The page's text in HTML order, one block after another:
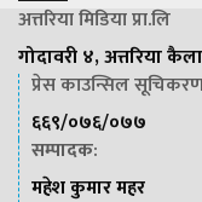
अत्तरिया मिडिया प्रा.लि
गोदावरी ४, अत्तरिया
प्रेस काउन्सिल
६६९/०७६/०७७
सम्पादक:
महेश कुमार महर